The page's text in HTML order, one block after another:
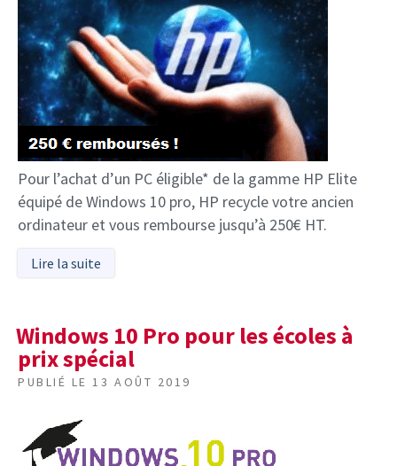
Pour l’achat d’un PC éligible* de la gamme HP Elite
équipé de Windows 10 pro, HP recycle votre ancien
ordinateur et vous rembourse jusqu’à 250€ HT.
Lire la suite
Windows 10 Pro pour les écoles à
prix spécial
PUBLIÉ LE 13 AOÛT 2019